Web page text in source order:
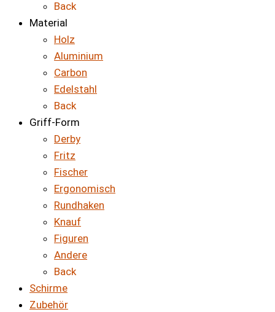
Back
Material
Holz
Aluminium
Carbon
Edelstahl
Back
Griff-Form
Derby
Fritz
Fischer
Ergonomisch
Rundhaken
Knauf
Figuren
Andere
Back
Schirme
Zubehör